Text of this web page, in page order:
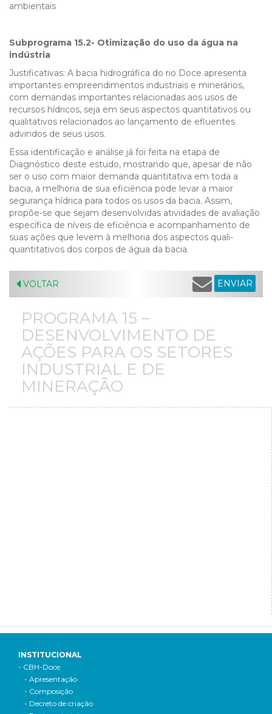
ambientais
Subprograma 15.2- Otimização do uso da água na
indústria
Justificativas: A bacia hidrográfica do rio Doce apresenta
importantes empreendimentos industriais e minerários,
com demandas importantes relacionadas aos usos de
recursos hídricos, seja em seus aspectos quantitativos ou
qualitativos relacionados ao lançamento de efluentes
advindos de seus usos.
Essa identificação e análise já foi feita na etapa de
Diagnóstico deste estudo, mostrando que, apesar de não
ser o uso com maior demanda quantitativa em toda a
bacia, a melhoria de sua eficiência pode levar a maior
segurança hídrica para todos os usos da bacia. Assim,
propõe-se que sejam desenvolvidas atividades de avaliação
específica de níveis de eficiência e acompanhamento de
suas ações que levem à melhoria dos aspectos quali-
quantitativos dos corpos de água da bacia.
VOLTAR ENVIAR
PROGRAMA 15 –
DESENVOLVIMENTO DE
AÇÕES PARA OS SETORES
INDUSTRIAL E DE
MINERAÇÃO
INSTITUCIONAL
- CBH-Doce
- Apresentação
- Composição
- Decreto de criação